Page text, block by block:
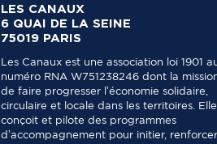
LES CANAUX
6 QUAI DE LA SEINE
75019 PARIS
Les Canaux est une association loi 1901
numéro RNA W751238246 dont la
de faire progresser l’économie solidaire,
circulaire et locale dans les territoires. Elle
conçoit et pilote des programmes
d’accompagnement pour initier, renforcer,